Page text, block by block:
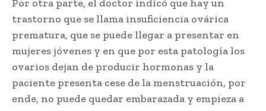
Por otra parte, el doctor indicó que hay un
trastorno que se llama insuficiencia ovárica
prematura, que se puede llegar a presentar en
mujeres jóvenes y en que por esta patología los
ovarios dejan de producir hormonas y la
paciente presenta cese de la menstruación, por
ende, no puede quedar embarazada y empieza a